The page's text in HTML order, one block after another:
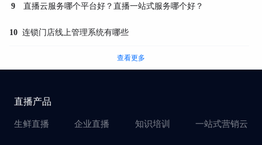
9 直播云服务哪个平台好？直播一站式服务哪个好？
10 连锁门店线上管理系统有哪些
查看更多
直播产品
生鲜直播 企业直播 知识培训 一站式营销云